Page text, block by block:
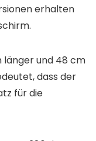
erhalten
länger und 48 cm
dass der
für die